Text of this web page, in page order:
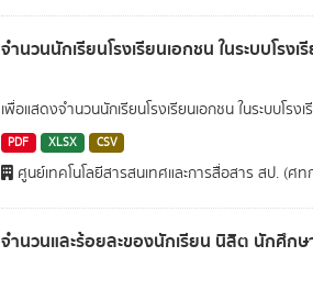
จำนวนนักเรียนโรงเรียนเอกชน ในระบบโรง
เพื่อแสดงจำนวนนักเรียนโรงเรียนเอกชน ในระบบโ
PDF XLSX CSV
ศูนย์เทคโนโลยีสารสนเทศและการสื่อสาร สป. (ศท
จำนวนและร้อยละของนักเรียน นิสิต นักศึกษ